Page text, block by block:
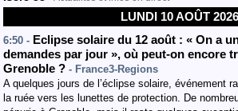
LUNDI 10 AOÛT 2026
6:50 - Eclipse solaire du 12 août : « On a
demandes par jour », où peut-on encore
Grenoble ? - France3-Regions
A quelques jours de l’éclipse solaire, événement
la ruée vers les lunettes de protection. De